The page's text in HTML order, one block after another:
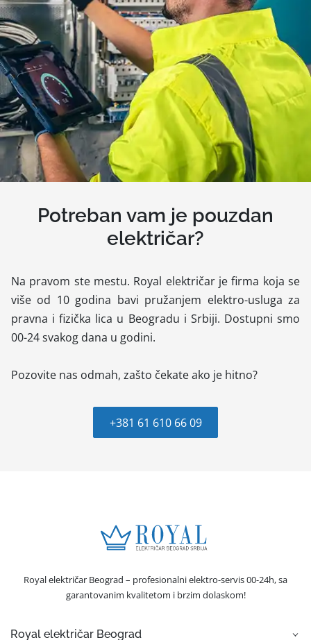
Potreban vam je pouzdan
električar?
Na pravom ste mestu. Royal električar je firma koja se
više od 10 godina bavi pružanjem elektro-usluga za
pravna i fizička lica u Beogradu i Srbiji. Dostupni smo
00-24 svakog dana u godini.
Pozovite nas odmah, zašto čekate ako je hitno?
+381 61 610 66 09
Royal električar Beograd – profesionalni elektro-servis 00-24h, sa
garantovanim kvalitetom i brzim dolaskom!
Royal električar Beograd